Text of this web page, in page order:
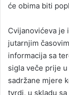
će obima biti
Cvijanovićeva je
jutarnjim
informacija sa
sigla veče prije
sadržane mjere
tvrdi, u skladu